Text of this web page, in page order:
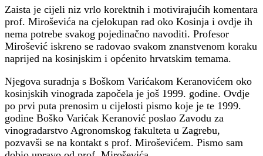
Zaista je cijeli niz vrlo korektnih i motivirajućih komentara
prof. Miroševića na cjelokupan rad oko Kosinja i ovdje ih
nema potrebe svakog pojedinačno navoditi. Profesor
Mirošević iskreno se radovao svakom znanstvenom koraku
naprijed na kosinjskim i općenito hrvatskim temama.
Njegova suradnja s Boškom Varićakom Keranovićem oko
kosinjskih vinograda započela je još 1999. godine. Ovdje
po prvi puta prenosim u cijelosti pismo koje je te 1999.
godine Boško Varićak Keranović poslao Zavodu za
vinogradarstvo Agronomskog fakulteta u Zagrebu,
pozvavši se na kontakt s prof. Miroševićem. Pismo sam